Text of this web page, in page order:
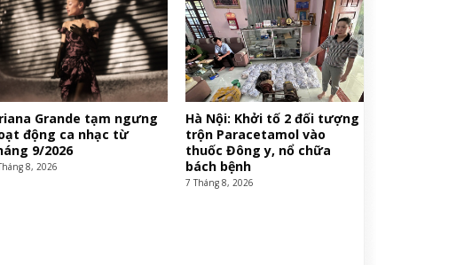
Grande tạm ngưng
động ca nhạc từ
9/2026
8, 2026
Hà Nội: Khởi tố 2 đối tượng
trộn Paracetamol vào
thuốc Đông y, nổ chữa
bách bệnh
7 Tháng 8, 2026